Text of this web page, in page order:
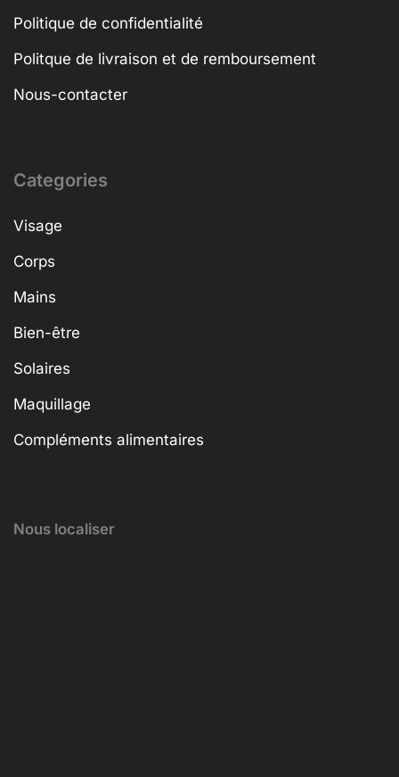
Politique de confidentialité
Politque de livraison et de remboursement
Nous-contacter
Categories
Visage
Corps
Mains
Bien-être
Solaires
Maquillage
Compléments alimentaires
Nous localiser